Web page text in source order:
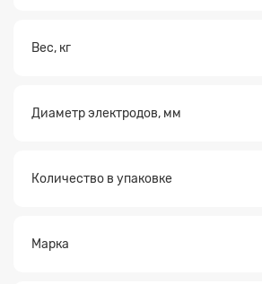
Вес, кг
Диаметр электродов, мм
Количество в упаковке
Марка